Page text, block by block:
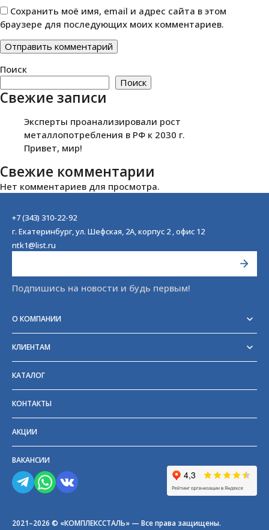
Сохранить моё имя, email и адрес сайта в этом
браузере для последующих моих комментариев.
Поиск
Поиск
Свежие записи
Эксперты проанализировали рост
металлопотребления в РФ к 2030 г.
Привет, мир!
Свежие комментарии
Нет комментариев для просмотра.
+7 (343) 310-22-92
г. Екатеринбург, ул. Шефская, 2А, корпус 2 , офис 12
ntk1@list.ru
Подпишись на новости и будь первым!
О КОМПАНИИ
Отзывы
Блог
Партнёры и поставщики
КЛИЕНТАМ
Возврат
Частые вопросы
Прайс-лист
КАТАЛОГ
КОНТАКТЫ
АКЦИИ
ВАКАНСИИ
2021–2026 © «КОМПЛЕКССТАЛЬ» — Все права защищены.